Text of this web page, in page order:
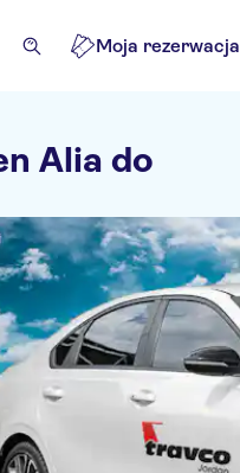
Moja rezerwacja
Alia do